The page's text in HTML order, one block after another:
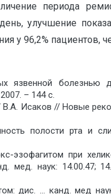
периода
улучшение
у 96,2% пациентов,
язвенной болезнью
– 144 с.
В.А. Исаков // Новые
полости рта и
при
мед. наук: 14.00.47;
дис. … канд. мед